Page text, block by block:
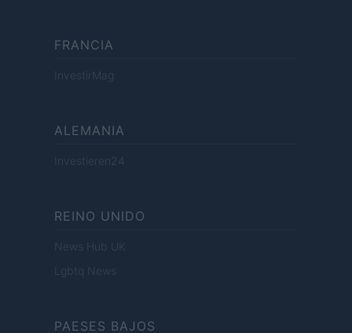
FRANCIA
InvestirMag
ALEMANIA
Investieren24
REINO UNIDO
News Hub UK
Lgbtq News
PAESES BAJOS